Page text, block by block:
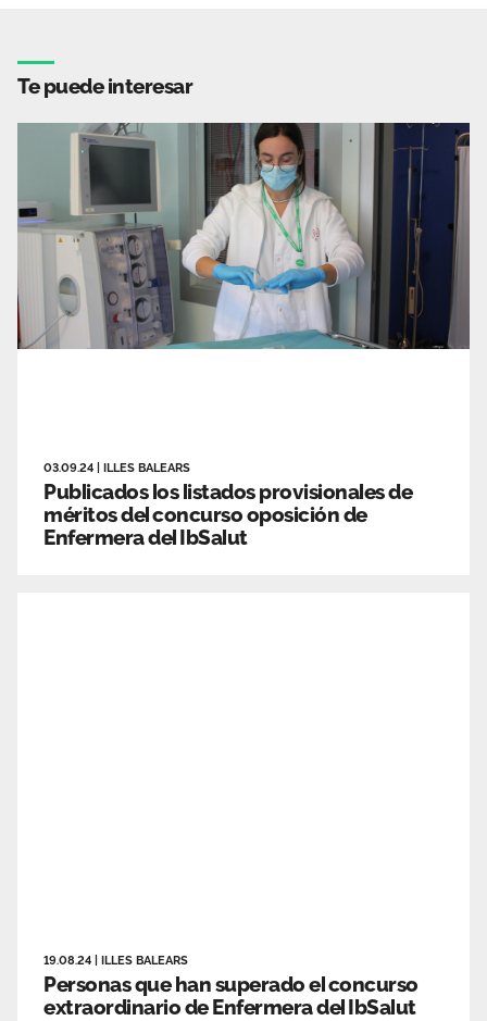
Te puede interesar
03.09.24 ILLES BALEARS
Publicados los listados provisionales de
méritos del concurso oposición de
Enfermera del IbSalut
19.08.24 ILLES BALEARS
Personas que han superado el concurso
extraordinario de Enfermera del IbSalut